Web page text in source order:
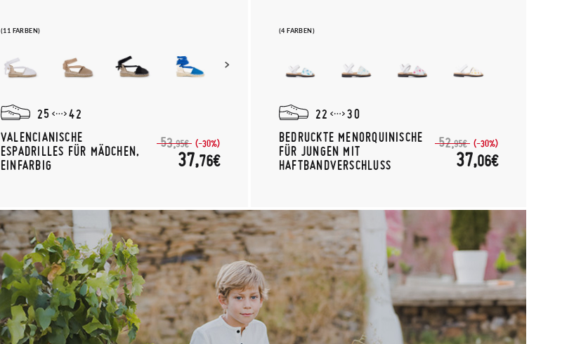
(11 FARBEN)
25
42
VALENCIANISCHE
ESPADRILLES FÜR MÄDCHEN,
EINFARBIG
53,95€ (-30%)
37,76€
(4 FARBEN)
22
30
BEDRUCKTE MENORQUINISCHE
FÜR JUNGEN MIT
HAFTBANDVERSCHLUSS
52,95€ (-30%)
37,06€